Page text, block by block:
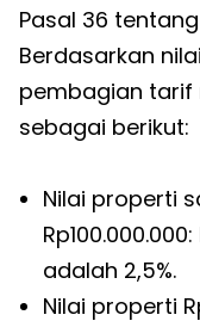
Pasal 36
Berdasarkan
pembagian tarif
sebagai berikut:
Nilai properti
adalah 2,5%.
Nilai properti